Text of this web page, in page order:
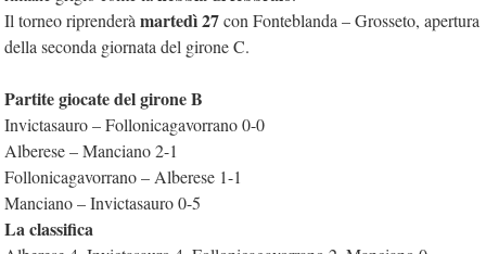
Il torneo riprenderàmartedì 27con Fonteblanda – Grosseto, apertura
della seconda giornata del girone C.
Partite giocate del girone B
Invictasauro – Follonicagavorrano 0-0
Alberese – Manciano 2-1
Follonicagavorrano – Alberese 1-1
Manciano – Invictasauro 0-5
La classifica